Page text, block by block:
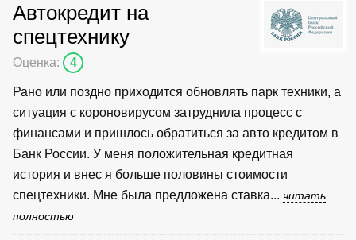
Автокредит на
спецтехнику
Оценка: 4
Рано или поздно приходится обновлять парк техники, а
ситуация с короновирусом затруднила процесс с
финансами и пришлось обратиться за авто кредитом в
Банк России. У меня положительная кредитная
история и внес я больше половины стоимости
спецтехники. Мне была предложена ставка... читать
полностью